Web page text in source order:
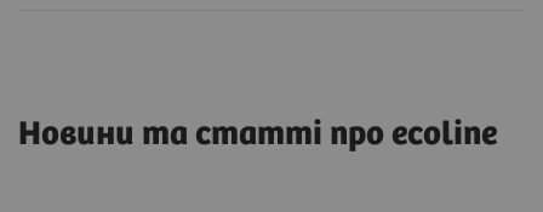
Новини та статті про ecoline